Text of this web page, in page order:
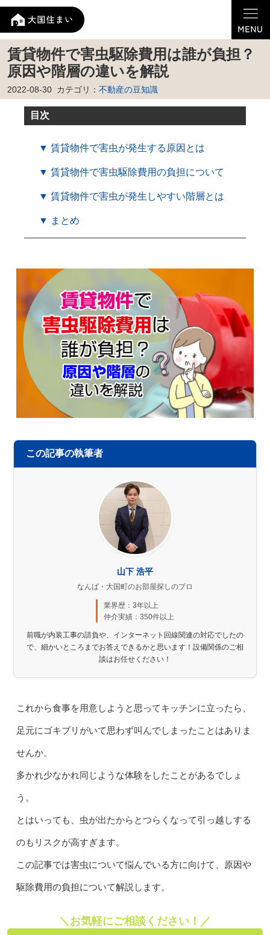
賃貸物件で害虫駆除費用は誰が負担？
原因や階層の違いを解説
2022-08-30 カテゴリ： 不動産の豆知識
目次
▼ 賃貸物件で害虫が発生する原因とは
▼ 賃貸物件で害虫駆除費用の負担について
▼ 賃貸物件で害虫が発生しやすい階層とは
▼ まとめ
この記事の執筆者
山下 浩平
なんば・大国町のお部屋探しのプロ
業界歴：3年以上
仲介実績：350件以上
前職が内装工事の請負や、インターネット回線関連の対応でしたの
で、細かいところまでお答えできるかと思います！設備関係のご相
談はお任せください！
これから食事を用意しようと思ってキッチンに立ったら、
足元にゴキブリがいて思わず叫んでしまったことはありま
せんか。
多かれ少なかれ同じような体験をしたことがあるでしょ
う。
とはいっても、虫が出たからとつらくなって引っ越しする
のもリスクが高すぎます。
この記事では害虫について悩んでいる方に向けて、原因や
駆除費用の負担について解説します。
＼お気軽にご相談ください！／